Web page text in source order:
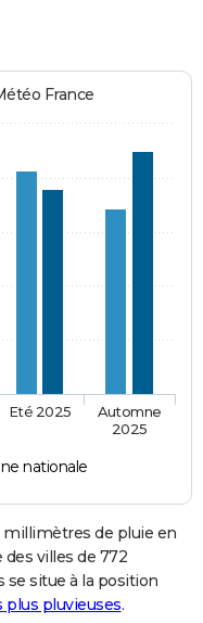
France
nationale
Eté 2025
Automne
2025
millimètres de pluie en
villes de 772
situe à la position
plus pluvieuses.